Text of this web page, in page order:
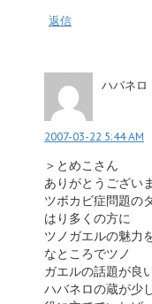
返信
ハバネロ
2007-03-22 5:44 AM
＞とめこさん
ありがとうございま
ツボカビ症問題の
はり多くの方に
ツノガエルの魅力
なところでツノ
ガエルの話題が良
ハバネロの蔵が少